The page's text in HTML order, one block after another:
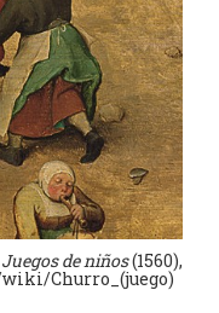
Juegos de niños(1560),
Churro_(juego)